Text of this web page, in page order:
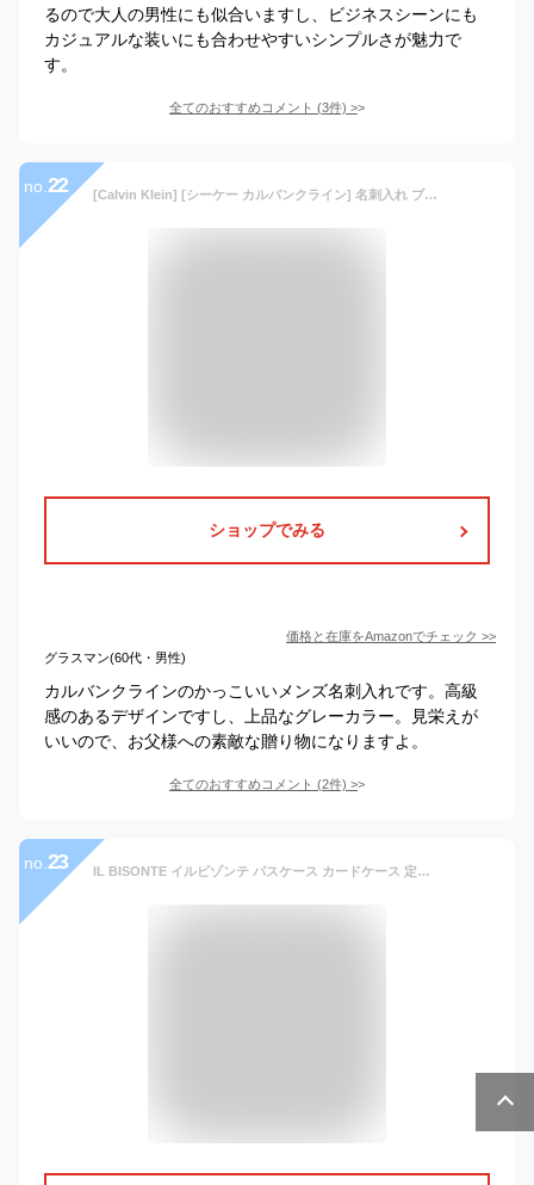
るので大人の男性にも似合いますし、ビジネスシーンにも
カジュアルな装いにも合わせやすいシンプルさが魅力で
す。
全てのおすすめコメント (3件) >
no. 22 [Calvin Klein] [シーケー カルバンクライン] 名刺入れ ブランドショッパー付き ギフト包装 ボルダーII メンズ 345181 CK レザー 【10】 グレー
ショップでみる
価格と在庫をAmazonでチェック >>
グラスマン(60代・男性)
カルバンクラインのかっこいいメンズ名刺入れです。高級
感のあるデザインですし、上品なグレーカラー。見栄えが
いいので、お父様への素敵な贈り物になりますよ。
全てのおすすめコメント (2件) >
no. 23 IL BISONTE イルビゾンテ パスケース カードケース 定期入れ イルビゾンテ ハトメ付きカードケース 54_1_ 5412305190 IL BISONTE / CARD CASE メンズ レディース ( 商品番号 IB-1-05190 )